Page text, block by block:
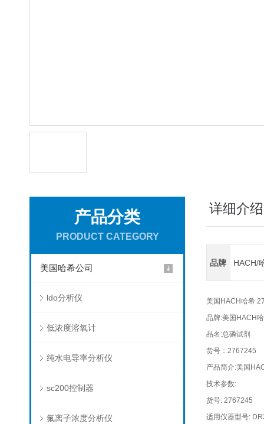
产品分类
PRODUCT CATEGORY
美国哈希公司
ldo分析仪
低浓度溶氧计
纯水电导率分析仪
sc200控制器
氟离子浓度分析仪
详细介绍
品牌 HACH/
美国HACH哈希
品牌:美国HACH
品名:总磷试剂
货号：2767245
产品简介:美国
技术参数:
货号: 2767245
适用仪器型号: